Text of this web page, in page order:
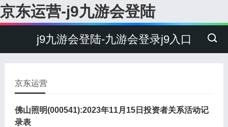
京东运营-j9九游会登陆
j9九游会登陆-九游会登录j9入口
京东运营
佛山照明(000541):2023年11月15日投资者关系活动记
录表